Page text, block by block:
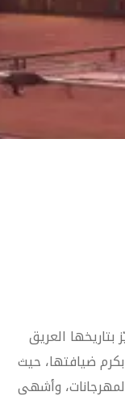
العريق
بكرم ضيافتها، حيث
وأشهى